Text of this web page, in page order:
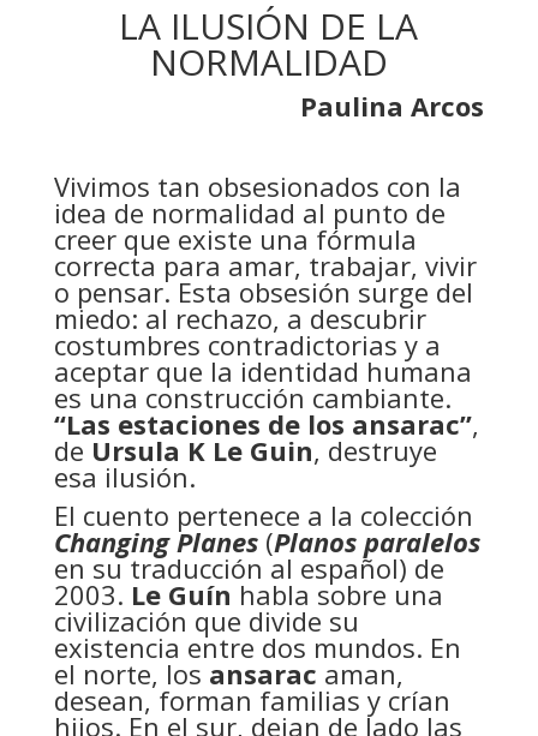
LA ILUSIÓN DE LA
NORMALIDAD
Paulina Arcos
Vivimos tan obsesionados con la
idea de normalidad al punto de
creer que existe una fórmula
correcta para amar, trabajar, vivir
o pensar. Esta obsesión surge del
miedo: al rechazo, a descubrir
costumbres contradictorias y a
aceptar que la identidad humana
es una construcción cambiante.
“Las estaciones de los ansarac”,
de Ursula K Le Guin, destruye
esa ilusión.
El cuento pertenece a la colección
Changing Planes(Planos paralelos
en su traducción al español) de
2003. Le Guín habla sobre una
civilización que divide su
existencia entre dos mundos. En
el norte, los ansarac aman,
desean, forman familias y crían
hijos. En el sur, dejan de lado las